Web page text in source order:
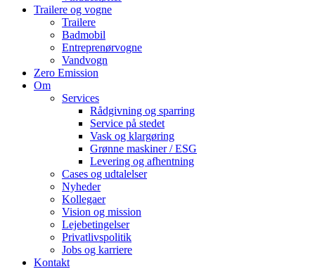
Trailere og vogne
Trailere
Badmobil
Entreprenørvogne
Vandvogn
Zero Emission
Om
Services
Rådgivning og sparring
Service på stedet
Vask og klargøring
Grønne maskiner / ESG
Levering og afhentning
Cases og udtalelser
Nyheder
Kollegaer
Vision og mission
Lejebetingelser
Privatlivspolitik
Jobs og karriere
Kontakt